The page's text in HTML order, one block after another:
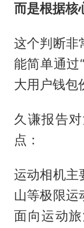
而是根据核
这个判断非
能简单通过
大用户钱包
久谦报告
点：
运动相机主
山等极限运
面向运动